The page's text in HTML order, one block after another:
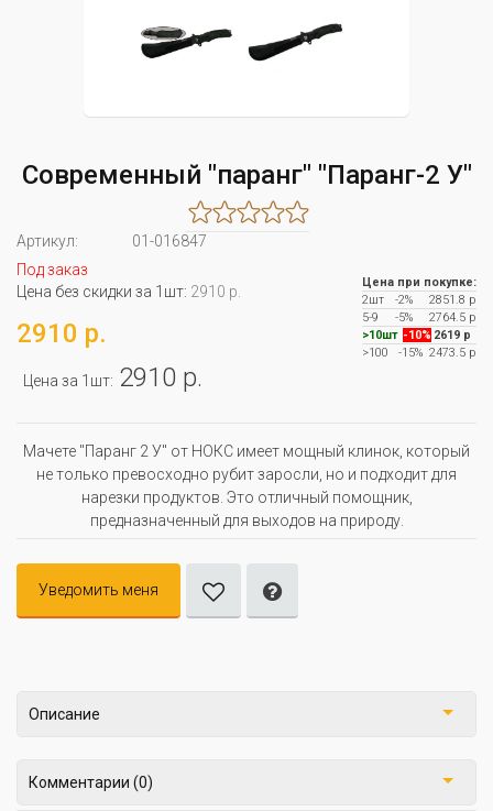
Современный "паранг" "Паранг-2 У"
Артикул:
01-016847
Под заказ
Цена без скидки за 1шт: 2910 р.
2910 р.
Цена за 1шт: 2910 р.
Цена при покупке:
2шт
-2%
2851.8 р
5-9
-5%
2764.5 р
>10шт -10% 2619 р
>100
-15% 2473.5 р
Мачете "Паранг 2 У" от НОКС имеет мощный клинок, который
не только превосходно рубит заросли, но и подходит для
нарезки продуктов. Это отличный помощник,
предназначенный для выходов на природу.
Уведомить меня
Описание
Комментарии (0)